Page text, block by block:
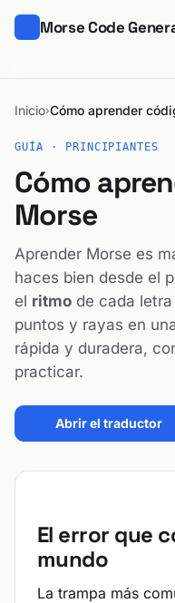
Morse Code
Inicio›Cómo aprender
GUÍA · PRINCIPIANTES
Cómo
Morse
Aprender Morse es
haces bien desde el
el ritmo de cada
puntos y rayas en
rápida y duradera,
practicar.
Abrir el traductor
El error que
mundo
La trampa más